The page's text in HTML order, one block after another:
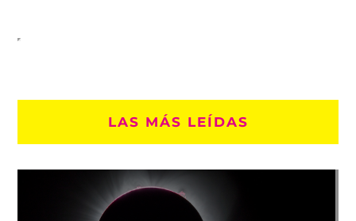
LAS MÁS LEÍDAS